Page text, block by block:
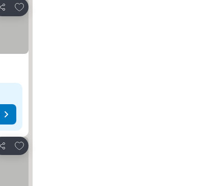
Κοινοποίηση
Προσθήκη στα αγαπημένα
Κοινοποίηση
Προσθήκη στα αγαπημένα